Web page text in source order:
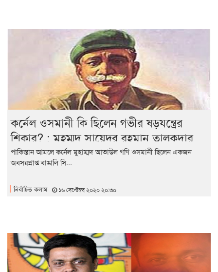
কর্নেল ওসমানী কি ছিলেন গভীর ষড়যন্ত্রের
শিকার? : মুহম্মদ সায়েদুর রহমান তালুকদার
পাকিস্তান আমলে কর্নেল মুহাম্মদ আতাউল গণি ওসমানী ছিলেন একজন
অবসরপ্রাপ্ত বাঙালি সি...
নির্বাচিত কলাম ১৬ সেপ্টেম্বর ২০২০ ২০:৩০